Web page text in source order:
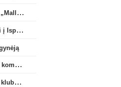
Prie „Club Brugge“ prisijungs „Mallorca“ klube atsiskleidęs J. Virgili
C. Romero karjera gali pakrypti į Ispaniją
A. Tapinas: „Iš europinio lygio komandos gavom gerų pamokų“
Oficialu: „Leeds“ už rekordinę klubui sumą įsigijo Anglijos rinktinės vartininką